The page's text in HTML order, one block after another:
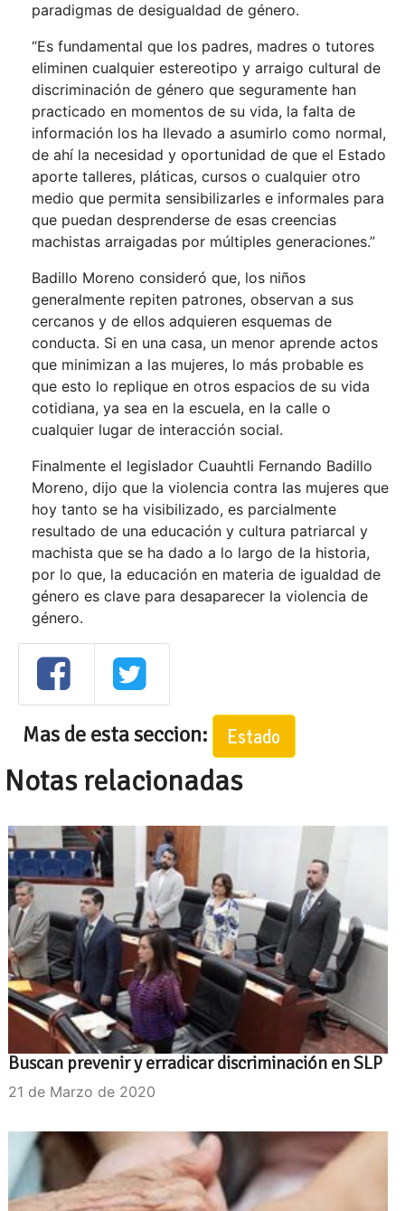
paradigmas de desigualdad de género.
“Es fundamental que los padres, madres o tutores
eliminen cualquier estereotipo y arraigo cultural de
discriminación de género que seguramente han
practicado en momentos de su vida, la falta de
información los ha llevado a asumirlo como normal,
de ahí la necesidad y oportunidad de que el Estado
aporte talleres, pláticas, cursos o cualquier otro
medio que permita sensibilizarles e informales para
que puedan desprenderse de esas creencias
machistas arraigadas por múltiples generaciones.”
Badillo Moreno consideró que, los niños
generalmente repiten patrones, observan a sus
cercanos y de ellos adquieren esquemas de
conducta. Si en una casa, un menor aprende actos
que minimizan a las mujeres, lo más probable es
que esto lo replique en otros espacios de su vida
cotidiana, ya sea en la escuela, en la calle o
cualquier lugar de interacción social.
Finalmente el legislador Cuauhtli Fernando Badillo
Moreno, dijo que la violencia contra las mujeres que
hoy tanto se ha visibilizado, es parcialmente
resultado de una educación y cultura patriarcal y
machista que se ha dado a lo largo de la historia,
por lo que, la educación en materia de igualdad de
género es clave para desaparecer la violencia de
género.
Mas de esta seccion: Estado
Notas relacionadas
Buscan prevenir y erradicar discriminación en SLP
21 de Marzo de 2020